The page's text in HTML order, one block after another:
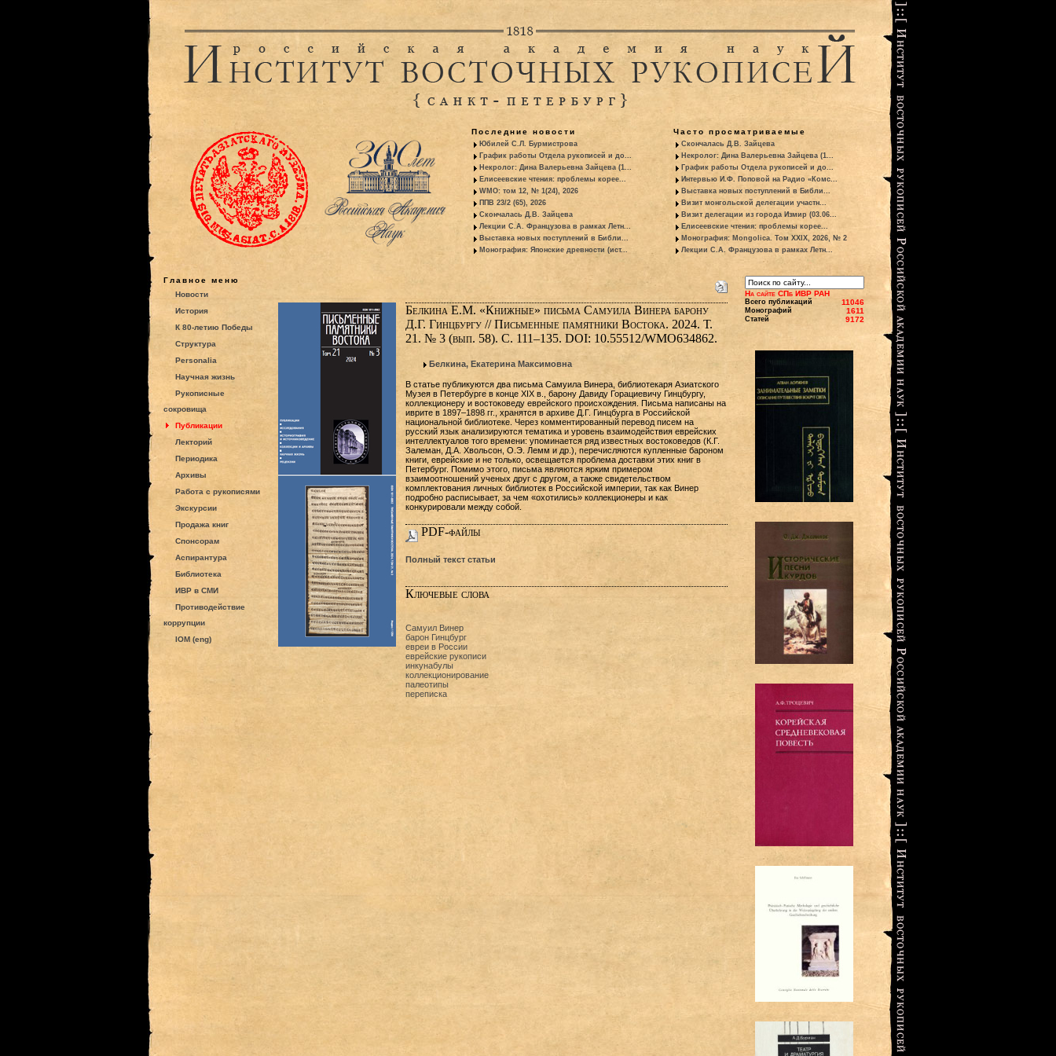
Последние новости
Юбилей С.Л. Бурмистрова
График работы Отдела рукописей и до...
Некролог: Дина Валерьевна Зайцева (1...
Елисеевские чтения: проблемы корее...
WMO: том 12, № 1(24), 2026
ППВ 23/2 (65), 2026
Скончалась Д.В. Зайцева
Лекции С.А. Французова в рамках Летн...
Выставка новых поступлений в Библи...
Монография: Японские древности (ист...
Часто просматриваемые
Скончалась Д.В. Зайцева
Некролог: Дина Валерьевна Зайцева (1...
График работы Отдела рукописей и до...
Интервью И.Ф. Поповой на Радио «Комс...
Выставка новых поступлений в Библи...
Визит монгольской делегации участн...
Визит делегации из города Измир (03.06...
Елисеевские чтения: проблемы корее...
Монография: Mongolica. Том XXIX, 2026, № 2
Лекции С.А. Французова в рамках Летн...
Главное меню
Новости
История
К 80-летию Победы
Структура
Personalia
Научная жизнь
Рукописные
сокровища
Публикации
Лекторий
Периодика
Архивы
Работа с рукописями
Экскурсии
Продажа книг
Спонсорам
Аспирантура
Библиотека
ИВР в СМИ
Противодействие
коррупции
IOM (eng)
Белкина Е.М. «Книжные» письма Самуила Винера барону
Д.Г. Гинцбургу // Письменные памятники Востока. 2024. Т.
21. № 3 (вып. 58). С. 111–135. DOI: 10.55512/WMO634862.
Белкина, Екатерина Максимовна
В статье публикуются два письма Самуила Винера, библиотекаря Азиатского
Музея в Петербурге в конце XIX в., барону Давиду Горациевичу Гинцбургу,
коллекционеру и востоковеду еврейского происхождения. Письма написаны на
иврите в 1897–1898 гг., хранятся в архиве Д.Г. Гинцбурга в Российской
национальной библиотеке. Через комментированный перевод писем на
русский язык анализируются тематика и уровень взаимодействия еврейских
интеллектуалов того времени: упоминается ряд известных востоковедов (К.Г.
Залеман, Д.А. Хвольсон, О.Э. Лемм и др.), перечисляются купленные бароном
книги, еврейские и не только, освещается проблема доставки этих книг в
Петербург. Помимо этого, письма являются ярким примером
взаимоотношений ученых друг с другом, а также свидетельством
комплектования личных библиотек в Российской империи, так как Винер
подробно расписывает, за чем «охотились» коллекционеры и как
конкурировали между собой.
PDF-файлы
Полный текст статьи
Ключевые слова
Самуил Винер
барон Гинцбург
евреи в России
еврейские рукописи
инкунабулы
коллекционирование
палеотипы
переписка
На сайте СПб ИВР РАН
Всего публикаций 11046
Монографий 1611
Статей 9172